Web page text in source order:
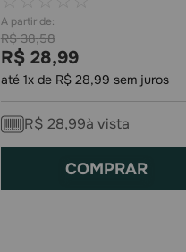
R$ 38,58
R$ 28,99
até 1x de R$ 28,99 sem juros
R$ 28,99à vista
COMPRAR